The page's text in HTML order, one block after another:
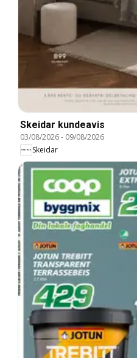
Skeidar kundeavis
03/08/2026- 09/08/2026
Skeidar